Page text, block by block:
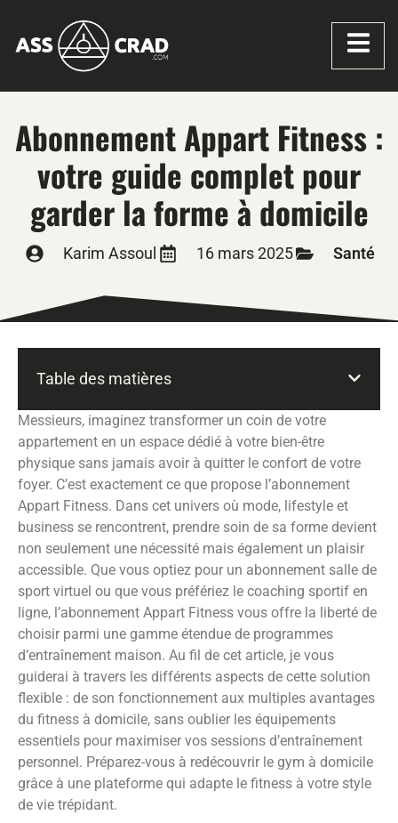
Abonnement Appart Fitness :
votre guide complet pour
garder la forme à domicile
Karim Assoul 16 mars 2025 Santé
Table des matières
Messieurs, imaginez transformer un coin de votre
appartement en un espace dédié à votre bien-être
physique sans jamais avoir à quitter le confort de votre
foyer. C’est exactement ce que propose l’abonnement
Appart Fitness. Dans cet univers où mode, lifestyle et
business se rencontrent, prendre soin de sa forme devient
non seulement une nécessité mais également un plaisir
accessible. Que vous optiez pour un abonnement salle de
sport virtuel ou que vous préfériez le coaching sportif en
ligne, l’abonnement Appart Fitness vous offre la liberté de
choisir parmi une gamme étendue de programmes
d’entraînement maison. Au fil de cet article, je vous
guiderai à travers les différents aspects de cette solution
flexible : de son fonctionnement aux multiples avantages
du fitness à domicile, sans oublier les équipements
essentiels pour maximiser vos sessions d’entraînement
personnel. Préparez-vous à redécouvrir le gym à domicile
grâce à une plateforme qui adapte le fitness à votre style
de vie trépidant.